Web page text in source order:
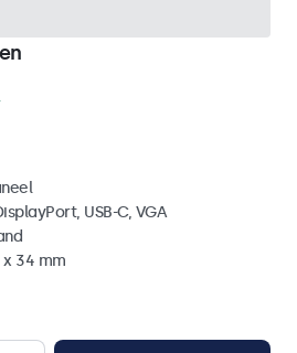
USB-C, VGA
x 34 mm